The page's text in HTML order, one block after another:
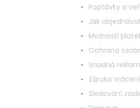
Poptávky a
Jak
Možnosti
Ochrana
Snadná
Záruka
Sledování